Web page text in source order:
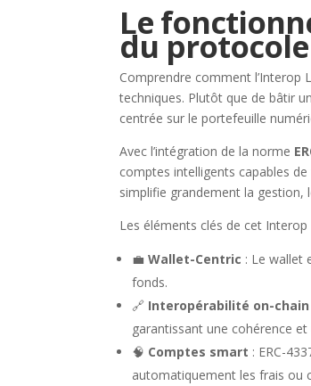
Le
du
Comprendre comment l’Interop
techniques. Plutôt que de bâtir
centrée sur le portefeuille
Avec l’intégration de la norme
comptes intelligents capables
simplifie grandement la gestion,
Les éléments clés de cet
💼Wallet-Centric : Le wallet
fonds.
🔗 Interopérabilité on-chain
garantissant une cohérence
🧠 Comptes smart : ERC-
automatiquement les frais ou